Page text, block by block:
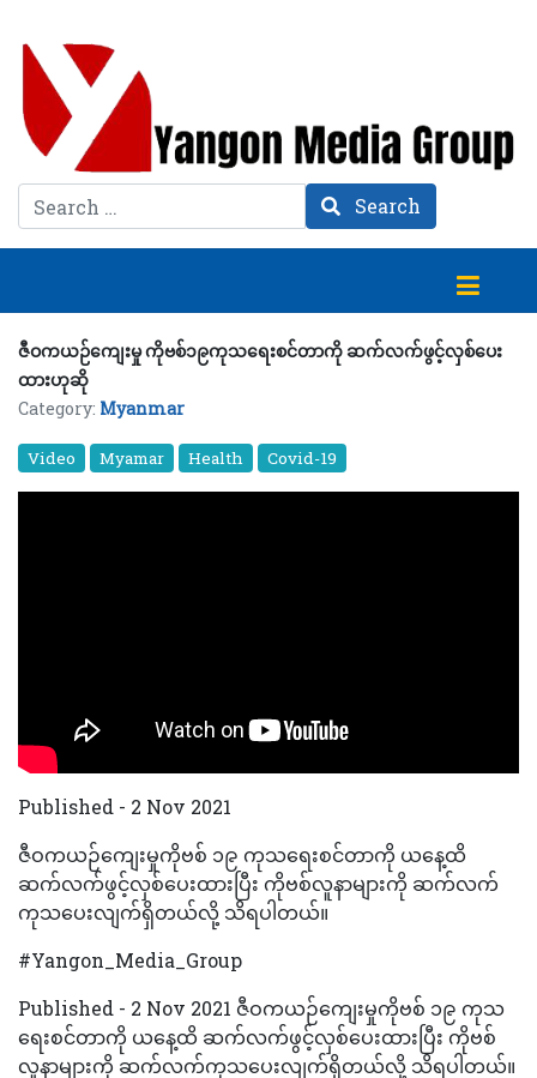
Search Search
ဇီဝကယဉ်ကျေးမှု ကိုဗစ်၁၉ကုသရေးစင်တာကို ဆက်လက်ဖွင့်လှစ်ပေး
ထားဟုဆို
Category: Myanmar
Video Myamar Health Covid-19
Published - 2 Nov 2021
ဇီဝကယဉ်ကျေးမှုကိုဗစ် ၁၉ ကုသရေးစင်တာကို ယနေ့ထိ
ဆက်လက်ဖွင့်လှစ်ပေးထားပြီး ကိုဗစ်လူနာများကို ဆက်လက်
ကုသပေးလျက်ရှိတယ်လို့ သိရပါတယ်။
#Yangon_Media_Group
Published - 2 Nov 2021 ဇီဝကယဉ်ကျေးမှုကိုဗစ် ၁၉ ကုသ
ရေးစင်တာကို ယနေ့ထိ ဆက်လက်ဖွင့်လှစ်ပေးထားပြီး ကိုဗစ်
လူနာများကို ဆက်လက်ကုသပေးလျက်ရှိတယ်လို့ သိရပါတယ်။